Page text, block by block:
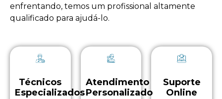
enfrentando, temos um profissional altamente
qualificado para ajudá-lo.
Técnicos
Especializados
Atendimento
Personalizado
Suporte
Online